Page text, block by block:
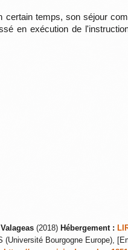
temps, son séjour
en exécution de
(2018) Hébergement :
(Université Bourgogne Europe),